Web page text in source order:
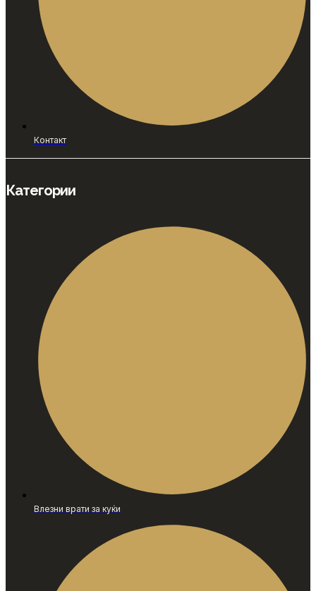
Контакт
Категории
Влезни врати за куќи